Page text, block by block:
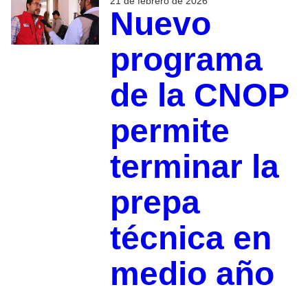
Nuevo
programa
de la CNOP
permite
terminar la
prepa
técnica en
medio año